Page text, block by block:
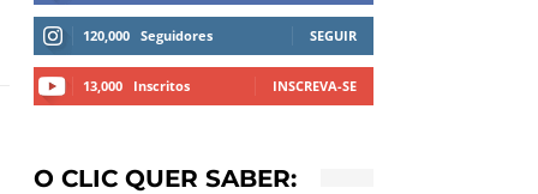
120,000 Seguidores SEGUIR
13,000 Inscritos INSCREVA-SE
O CLIC QUER SABER: